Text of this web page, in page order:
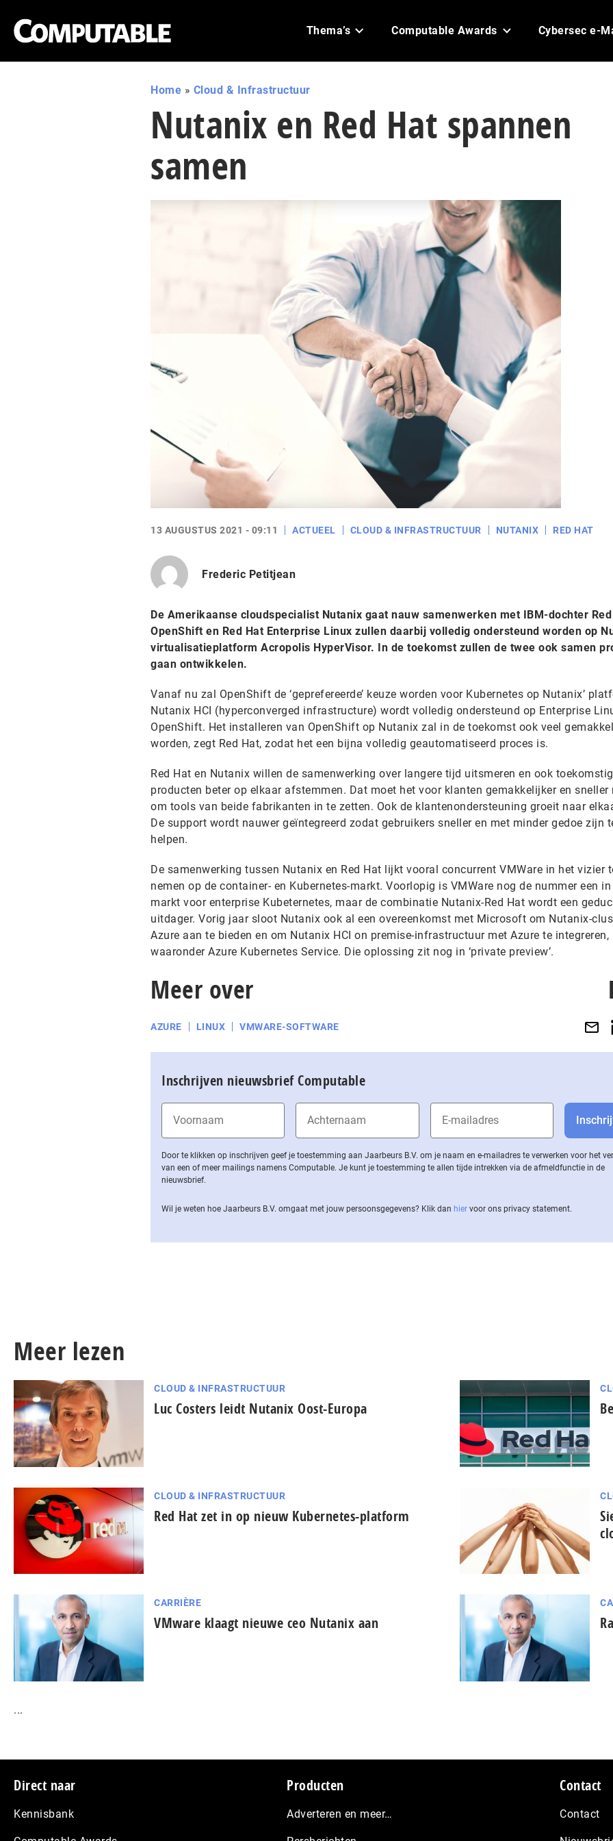
Thema’s Computable Awards Cybersec e-
Home » Cloud & Infrastructuur
Nutanix en Red Hat spannen
samen
13 AUGUSTUS 2021 - 09:11 ACTUEEL CLOUD & INFRASTRUCTUUR NUTANIX RED HAT
Frederic Petitjean
De Amerikaanse cloudspecialist Nutanix gaat nauw samenwerken met IBM-dochter
OpenShift en Red Hat Enterprise Linux zullen daarbij volledig ondersteund worden op
virtualisatieplatform Acropolis HyperVisor. In de toekomst zullen de twee ook samen
gaan ontwikkelen.
Vanaf nu zal OpenShift de ‘geprefereerde’ keuze worden voor Kubernetes op Nutanix’
Nutanix HCI (hyperconverged infrastructure) wordt volledig ondersteund op Enterprise
OpenShift. Het installeren van OpenShift op Nutanix zal in de toekomst ook veel
worden, zegt Red Hat, zodat het een bijna volledig geautomatiseerd proces is.
Red Hat en Nutanix willen de samenwerking over langere tijd uitsmeren en ook
producten beter op elkaar afstemmen. Dat moet het voor klanten gemakkelijker en sneller
om tools van beide fabrikanten in te zetten. Ook de klantenondersteuning groeit naar
De support wordt nauwer geïntegreerd zodat gebruikers sneller en met minder gedoe zijn
helpen.
De samenwerking tussen Nutanix en Red Hat lijkt vooral concurrent VMWare in het vizier
nemen op de container- en Kubernetes-markt. Voorlopig is VMWare nog de nummer een in
markt voor enterprise Kubeternetes, maar de combinatie Nutanix-Red Hat wordt een
uitdager. Vorig jaar sloot Nutanix ook al een overeenkomst met Microsoft om Nutanix-
Azure aan te bieden en om Nutanix HCI on premise-infrastructuur met Azure te integreren,
waaronder Azure Kubernetes Service. Die oplossing zit nog in ‘private preview’.
Meer over
AZURE LINUX VMWARE-SOFTWARE
Inschrijven nieuwsbrief Computable
Door te klikken op inschrijven geef je toestemming aan Jaarbeurs B.V. om je naam en e-mailadres te verwerken voor het
van een of meer mailings namens Computable. Je kunt je toestemming te allen tijde intrekken via de af­meld­func­tie in de
nieuwsbrief.
Wil je weten hoe Jaarbeurs B.V. omgaat met jouw per­soons­ge­ge­vens? Klik dan hier voor ons privacy statement.
Meer lezen
CLOUD & INFRASTRUCTUUR
Luc Costers leidt Nutanix Oost-Europa
CLOUD & INFRASTRUCTUUR
Red Hat zet in op nieuw Kubernetes-platform
CARRIÈRE
VMware klaagt nieuwe ceo Nutanix aan
...
Footer
Direct naar
Kennisbank
Producten
Adverteren en meer…
Contact
Contact